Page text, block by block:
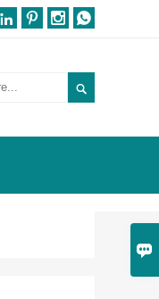

   
